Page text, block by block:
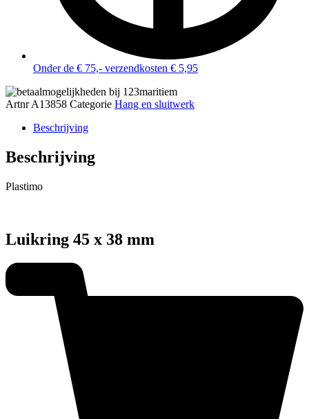
Onder de € 75,- verzendkosten € 5,95
ArtnrA13858 Categorie Hang en sluitwerk
Beschrijving
Beschrijving
Plastimo
Luikring 45 x 38 mm